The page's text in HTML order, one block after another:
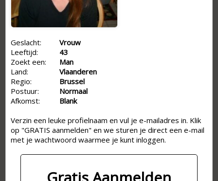
Geslacht:
Vrouw
Leeftijd:
43
Zoekt een:
Man
Land:
Vlaanderen
Regio:
Brussel
Postuur:
Normaal
Afkomst:
Blank
Verzin een leuke profielnaam en vul je e-mailadres in. Klik
op "GRATIS aanmelden" en we sturen je direct een e-mail
met je wachtwoord waarmee je kunt inloggen.